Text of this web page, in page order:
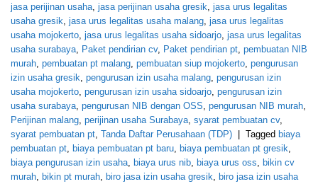
jasa perijinan usaha jasa perijinan usaha gresik jasa urus legalitas
usaha gresik jasa urus legalitas usaha malang jasa urus legalitas
usaha mojokerto jasa urus legalitas usaha sidoarjo jasa urus legalitas
usaha surabaya
Paket pendirian cv, Paket pendirian pt pembuatan NIB
murah pembuatan pt malang pembuatan siup mojokerto pengurusan
izin usaha gresik pengurusan izin usaha malang pengurusan izin
usaha mojokerto pengurusan izin usaha sidoarjo pengurusan izin
usaha surabaya pengurusan NIB dengan OSS pengurusan NIB murah
Perijinan malang perijinan usaha Surabaya syarat pembuatan cv,
syarat pembuatan pt Tanda Daftar Perusahaan (TDP) Tagged biaya
pembuatan pt
biaya pembuatan pt baru biaya pembuatan pt gresik
biaya pengurusan izin usaha
biaya urus nib biaya urus oss
bikin cv
murah
bikin pt murah biro jasa izin usaha gresik
biro jasa izin usaha